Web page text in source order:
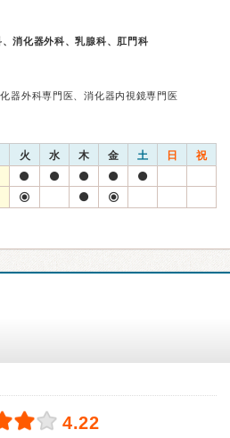
消化器外科、乳腺科、肛門科
器外科専門医、消化器内視鏡専門医
火 水 木 金 土 日 祝
4.22